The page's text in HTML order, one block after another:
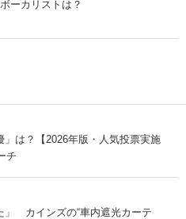
ーカリストは？
は？【2026年版・人気投票実施
チ
」 カインズの“車内遮光カーテ